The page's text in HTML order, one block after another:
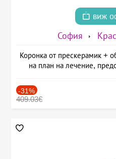
виж
София
Коронка от прескерамик +
на план на лечение,
-31%
409.03€